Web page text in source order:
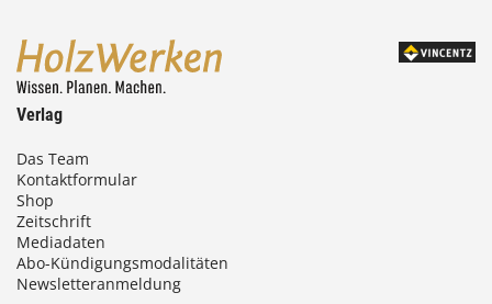
Verlag
Das Team
Kontaktformular
Shop
Zeitschrift
Mediadaten
Abo-Kündigungsmodalitäten
Newsletteranmeldung